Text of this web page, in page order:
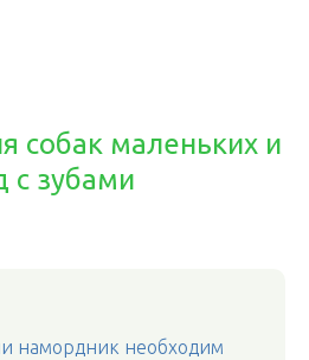
собак маленьких и
с зубами
намордник необходим